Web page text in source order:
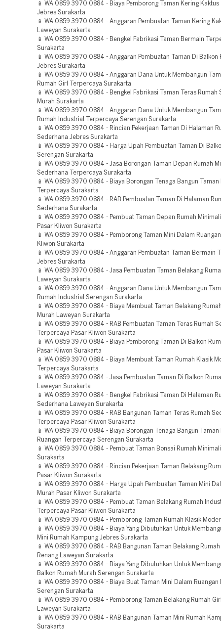
📱 WA 0859 3970 0884 - Biaya Pemborong Taman Kering
Jebres Surakarta
📱 WA 0859 3970 0884 - Anggaran Pembuatan Taman Kering
Laweyan Surakarta
📱 WA 0859 3970 0884 - Bengkel Fabrikasi Taman Bermain
Surakarta
📱 WA 0859 3970 0884 - Anggaran Pembuatan Taman Di Balkon
Jebres Surakarta
📱 WA 0859 3970 0884 - Anggaran Dana Untuk Membangun
Rumah Girl Terpercaya Surakarta
📱 WA 0859 3970 0884 - Bengkel Fabrikasi Taman Teras Rumah
Murah Surakarta
📱 WA 0859 3970 0884 - Anggaran Dana Untuk Membangun
Rumah Industrial Terpercaya Serengan Surakarta
📱 WA 0859 3970 0884 - Rincian Pekerjaan Taman Di Halaman
Sederhana Jebres Surakarta
📱 WA 0859 3970 0884 - Harga Upah Pembuatan Taman Di
Serengan Surakarta
📱 WA 0859 3970 0884 - Jasa Borongan Taman Depan Rumah
Sederhana Terpercaya Surakarta
📱 WA 0859 3970 0884 - Biaya Borongan Tenaga Bangun Taman
Terpercaya Surakarta
📱 WA 0859 3970 0884 - RAB Pembuatan Taman Di Halaman
Sederhana Surakarta
📱 WA 0859 3970 0884 - Pembuat Taman Depan Rumah
Pasar Kliwon Surakarta
📱 WA 0859 3970 0884 - Pemborong Taman Mini Dalam
Kliwon Surakarta
📱 WA 0859 3970 0884 - Anggaran Pembuatan Taman Bermain
Jebres Surakarta
📱 WA 0859 3970 0884 - Jasa Pembuatan Taman Belakang
Laweyan Surakarta
📱 WA 0859 3970 0884 - Anggaran Dana Untuk Membangun
Rumah Industrial Serengan Surakarta
📱 WA 0859 3970 0884 - Biaya Membuat Taman Belakang
Murah Laweyan Surakarta
📱 WA 0859 3970 0884 - RAB Pembuatan Taman Teras Rumah
Terpercaya Pasar Kliwon Surakarta
📱 WA 0859 3970 0884 - Biaya Pemborong Taman Di Balkon
Pasar Kliwon Surakarta
📱 WA 0859 3970 0884 - Biaya Membuat Taman Rumah Klasik
Terpercaya Surakarta
📱 WA 0859 3970 0884 - Jasa Pembuatan Taman Di Balkon
Laweyan Surakarta
📱 WA 0859 3970 0884 - Bengkel Fabrikasi Taman Di Halaman
Sederhana Laweyan Surakarta
📱 WA 0859 3970 0884 - RAB Bangunan Taman Teras Rumah
Terpercaya Pasar Kliwon Surakarta
📱 WA 0859 3970 0884 - Biaya Borongan Tenaga Bangun Taman
Ruangan Terpercaya Serengan Surakarta
📱 WA 0859 3970 0884 - Pembuat Taman Bonsai Rumah
Surakarta
📱 WA 0859 3970 0884 - Rincian Pekerjaan Taman Belakang
Pasar Kliwon Surakarta
📱 WA 0859 3970 0884 - Harga Upah Pembuatan Taman Mini
Murah Pasar Kliwon Surakarta
📱 WA 0859 3970 0884 - Pembuat Taman Belakang Rumah
Terpercaya Pasar Kliwon Surakarta
📱 WA 0859 3970 0884 - Pemborong Taman Rumah Klasik
📱 WA 0859 3970 0884 - Biaya Yang Dibutuhkan Untuk
Mini Rumah Kampung Jebres Surakarta
📱 WA 0859 3970 0884 - RAB Bangunan Taman Belakang
Renang Laweyan Surakarta
📱 WA 0859 3970 0884 - Biaya Yang Dibutuhkan Untuk
Balkon Rumah Murah Serengan Surakarta
📱 WA 0859 3970 0884 - Biaya Buat Taman Mini Dalam Ruangan
Serengan Surakarta
📱 WA 0859 3970 0884 - Pemborong Taman Belakang Rumah
Laweyan Surakarta
📱 WA 0859 3970 0884 - RAB Bangunan Taman Mini Rumah
Surakarta